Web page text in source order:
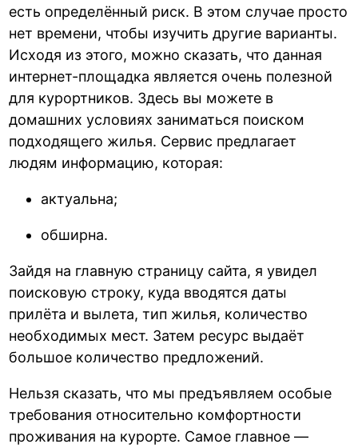
есть определённый риск. В этом случае просто
нет времени, чтобы изучить другие варианты.
Исходя из этого, можно сказать, что данная
интернет-площадка является очень полезной
для курортников. Здесь вы можете в
домашних условиях заниматься поиском
подходящего жилья. Сервис предлагает
людям информацию, которая:
актуальна;
обширна.
Зайдя на главную страницу сайта, я увидел
поисковую строку, куда вводятся даты
прилёта и вылета, тип жилья, количество
необходимых мест. Затем ресурс выдаёт
большое количество предложений.
Нельзя сказать, что мы предъявляем особые
требования относительно комфортности
проживания на курорте. Самое главное —